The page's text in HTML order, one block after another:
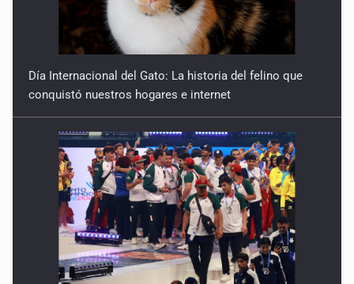
Día Internacional del Gato: La historia del felino que
conquistó nuestros hogares e internet